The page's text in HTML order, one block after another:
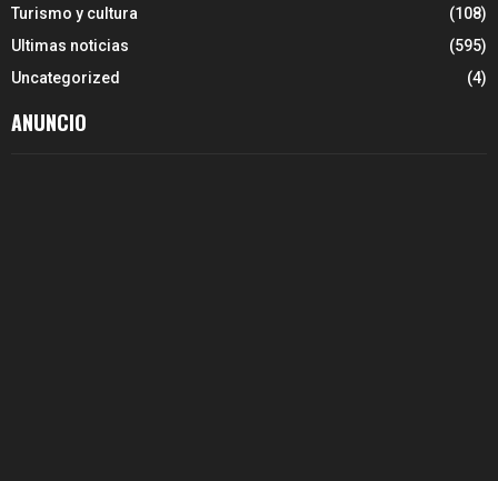
Turismo y cultura
(108)
Ultimas noticias
(595)
Uncategorized
(4)
ANUNCIO